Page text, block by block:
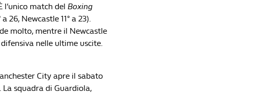
l’unico match del Boxing
Newcastle 11° a 23).
molto, mentre il Newcastle
nelle ultime uscite.
City apre il sabato
La squadra di Guardiola,